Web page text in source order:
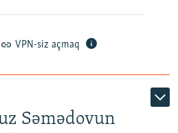
VPN-siz açmaq
Səmədovun